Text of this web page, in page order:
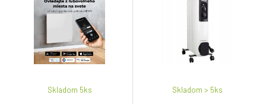
SKUTOČNÉHO OHŇA s VODOU
až 72 hodín 12 farieb PLAMEŇA
pre jedinečnú atmosféru
Eloxovaný pieskovaný pravý
hliník Vyrobené v Poľs
technológiou ohrevu, ktorá
vám ušetrí peniaze od prvého
kombinácia rýchleho
vykurovania a úspory energie
Skladom 5ks Skladom > 5ks